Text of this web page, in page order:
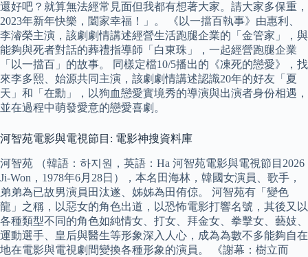
還好吧？就算無法經常見面但我都有想著大家。請大家多保重，
2023年新年快樂，闔家幸福！」。 《以一擋百執事》由惠利、
李濬榮主演，該劇劇情講述經營生活跑腿企業的「金管家」，與
能夠與死者對話的葬禮指導師「白東珠」，一起經營跑腿企業
「以一擋百」的故事。 同樣定檔10/5播出的《凍死的戀愛》，找
來李多熙、始源共同主演，該劇劇情講述認識20年的好友「夏
天」和「在勳」，以狗血戀愛實境秀的導演與出演者身份相遇，
並在過程中萌發愛意的戀愛喜劇。
河智苑電影與電視節目: 電影神搜資料庫
河智苑 （韓語：하지원，英語：Ha 河智苑電影與電視節目2026
Ji-Won，1978年6月28日），本名田海林，韓國女演員、歌手，
弟弟為已故男演員田汰遂、姊姊為田侑倞。 河智苑有「變色
龍」之稱，以惡女的角色出道，以恐怖電影打響名號，其後又以
各種類型不同的角色如純情女、打女、拜金女、拳擊女、藝妓、
運動選手、皇后與醫生等形象深入人心，成為為數不多能夠自在
地在電影與電視劇間變換各種形象的演員。 《謝幕：樹立而